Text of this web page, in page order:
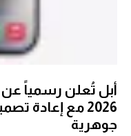
2026 مع إعادة
جوهرية